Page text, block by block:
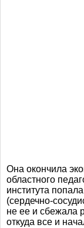
Она окончила
областного
института
(сердечно-
не ее и сбежала
откуда все и